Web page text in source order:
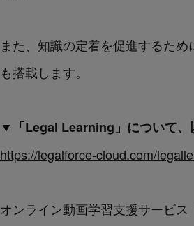
また、知識の定着を促進するた
も搭載します。
▼「Legal Learning」について、
https://legalforce-cloud.com/
オンライン動画学習支援サービ